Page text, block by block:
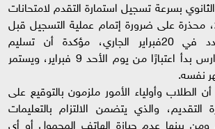
بسرعة تسجيل استمارة التقدم لامتحانات
الثانوية العامة 2025، محذرة على ضرورة إتمام عملية التسجيل قبل
انتهاء الموعد المحدد في 20فبراير الجاري، مؤكدة أن تسليم
الاستمارات إلى المدارس بدأ اعتبارًا من يوم الأحد 9 فبراير، ويستمر
الطلاب وأولياء الأمور ملزمون بالتوقيع على
التقديم، والذي يتضمن الالتزام بالتعليمات
ومن بينها عدم حيازة الهاتف المحمول أو أي